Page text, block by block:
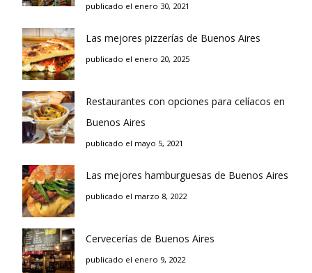
publicado el enero 30, 2021
Las mejores pizzerías de Buenos Aires
publicado el enero 20, 2025
Restaurantes con opciones para celíacos en
Buenos Aires
publicado el mayo 5, 2021
Las mejores hamburguesas de Buenos Aires
publicado el marzo 8, 2022
Cervecerías de Buenos Aires
publicado el enero 9, 2022